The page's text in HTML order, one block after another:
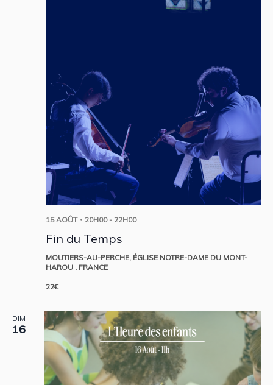
15 AOÛT・20H00- 22H00
Fin du Temps
MOUTIERS-AU-PERCHE, ÉGLISE NOTRE-DAME DU MONT-
HAROU , FRANCE
22€
DIM
16